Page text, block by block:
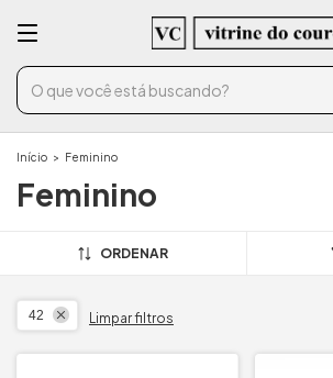
Início > Feminino
Feminino
ORDENAR
42 Limpar filtros